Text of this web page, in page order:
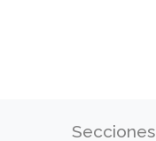
Secciones